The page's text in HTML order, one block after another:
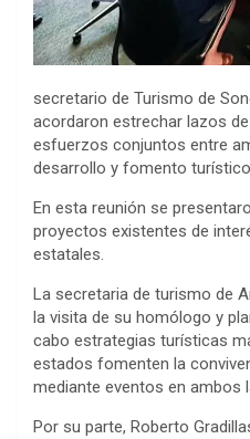
secretario de Turismo de
acordaron estrechar lazos
esfuerzos conjuntos entre
desarrollo y fomento
En esta reunión se
proyectos existentes de
estatales.
La secretaria de turismo de
la visita de su homólogo y
cabo estrategias turísticas
estados fomenten la
mediante eventos en ambos
Por su parte, Roberto